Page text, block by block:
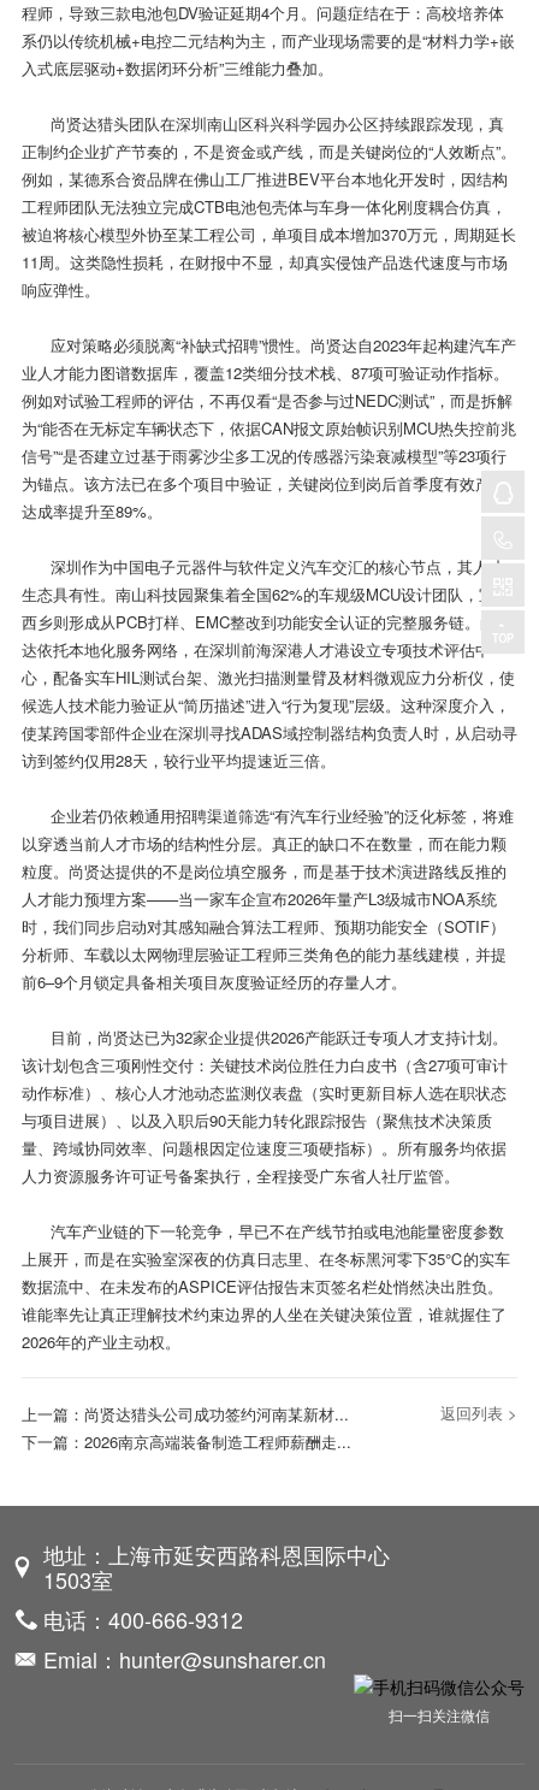
程师，导致三款电池包DV验证延期4个月。问题症结在于：高校培养体
系仍以传统机械+电控二元结构为主，而产业现场需要的是“材料力学+嵌
入式底层驱动+数据闭环分析”三维能力叠加。
尚贤达猎头团队在深圳南山区科兴科学园办公区持续跟踪发现，真
正制约企业扩产节奏的，不是资金或产线，而是关键岗位的“人效断点”。
例如，某德系合资品牌在佛山工厂推进BEV平台本地化开发时，因结构
工程师团队无法独立完成CTB电池包壳体与车身一体化刚度耦合仿真，
被迫将核心模型外协至某工程公司，单项目成本增加370万元，周期延长
11周。这类隐性损耗，在财报中不显，却真实侵蚀产品迭代速度与市场
响应弹性。
应对策略必须脱离“补缺式招聘”惯性。尚贤达自2023年起构建汽车产
业人才能力图谱数据库，覆盖12类细分技术栈、87项可验证动作指标。
例如对试验工程师的评估，不再仅看“是否参与过NEDC测试”，而是拆解
为“能否在无标定车辆状态下，依据CAN报文原始帧识别MCU热失控前兆
信号”“是否建立过基于雨雾沙尘多工况的传感器污染衰减模型”等23项行
为锚点。该方法已在多个项目中验证，关键岗位到岗后首季度有效产出
达成率提升至89%。
深圳作为中国电子元器件与软件定义汽车交汇的核心节点，其人才
生态具有性。南山科技园聚集着全国62%的车规级MCU设计团队，宝安
西乡则形成从PCB打样、EMC整改到功能安全认证的完整服务链。尚贤
达依托本地化服务网络，在深圳前海深港人才港设立专项技术评估中
心，配备实车HIL测试台架、激光扫描测量臂及材料微观应力分析仪，使
候选人技术能力验证从“简历描述”进入“行为复现”层级。这种深度介入，
使某跨国零部件企业在深圳寻找ADAS域控制器结构负责人时，从启动寻
访到签约仅用28天，较行业平均提速近三倍。
企业若仍依赖通用招聘渠道筛选“有汽车行业经验”的泛化标签，将难
以穿透当前人才市场的结构性分层。真正的缺口不在数量，而在能力颗
粒度。尚贤达提供的不是岗位填空服务，而是基于技术演进路线反推的
人才能力预埋方案——当一家车企宣布2026年量产L3级城市NOA系统
时，我们同步启动对其感知融合算法工程师、预期功能安全（SOTIF）
分析师、车载以太网物理层验证工程师三类角色的能力基线建模，并提
前6–9个月锁定具备相关项目灰度验证经历的存量人才。
目前，尚贤达已为32家企业提供2026产能跃迁专项人才支持计划。
该计划包含三项刚性交付：关键技术岗位胜任力白皮书（含27项可审计
动作标准）、核心人才池动态监测仪表盘（实时更新目标人选在职状态
与项目进展）、以及入职后90天能力转化跟踪报告（聚焦技术决策质
量、跨域协同效率、问题根因定位速度三项硬指标）。所有服务均依据
人力资源服务许可证号备案执行，全程接受广东省人社厅监管。
汽车产业链的下一轮竞争，早已不在产线节拍或电池能量密度参数
上展开，而是在实验室深夜的仿真日志里、在冬标黑河零下35℃的实车
数据流中、在未发布的ASPICE评估报告末页签名栏处悄然决出胜负。
谁能率先让真正理解技术约束边界的人坐在关键决策位置，谁就握住了
2026年的产业主动权。
上一篇： 尚贤达猎头公司成功签约河南某新材...
下一篇： 2026南京高端装备制造工程师薪酬走...
返回列表 >
地址：上海市延安西路科恩国际中心
1503室
电话：400-666-9312
Emial：hunter@sunsharer.cn
扫一扫关注微信